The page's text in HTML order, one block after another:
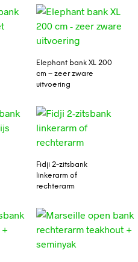
Elephant bank XL 200
cm – zeer zware
uitvoering
Fidji 2-zitsbank
linkerarm of
rechterarm